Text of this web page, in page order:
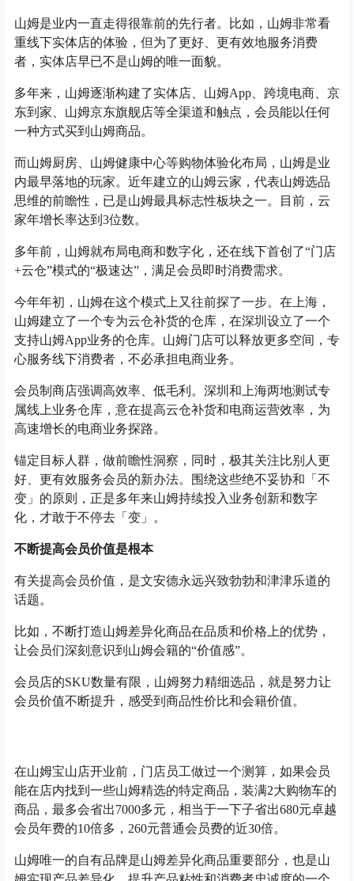
山姆是业内一直走得很靠前的先行者。比如，山姆非常看
重线下实体店的体验，但为了更好、更有效地服务消费
者，实体店早已不是山姆的唯一面貌。
多年来，山姆逐渐构建了实体店、山姆App、跨境电商、京
东到家、山姆京东旗舰店等全渠道和触点，会员能以任何
一种方式买到山姆商品。
而山姆厨房、山姆健康中心等购物体验化布局，山姆是业
内最早落地的玩家。近年建立的山姆云家，代表山姆选品
思维的前瞻性，已是山姆最具标志性板块之一。目前，云
家年增长率达到3位数。
多年前，山姆就布局电商和数字化，还在线下首创了“门店
+云仓”模式的“极速达”，满足会员即时消费需求。
今年年初，山姆在这个模式上又往前探了一步。在上海，
山姆建立了一个专为云仓补货的仓库，在深圳设立了一个
支持山姆App业务的仓库。山姆门店可以释放更多空间，专
心服务线下消费者，不必承担电商业务。
会员制商店强调高效率、低毛利。深圳和上海两地测试专
属线上业务仓库，意在提高云仓补货和电商运营效率，为
高速增长的电商业务探路。
锚定目标人群，做前瞻性洞察，同时，极其关注比别人更
好、更有效服务会员的新办法。围绕这些绝不妥协和「不
变」的原则，正是多年来山姆持续投入业务创新和数字
化，才敢于不停去「变」。
不断提高会员价值是根本
有关提高会员价值，是文安德永远兴致勃勃和津津乐道的
话题。
比如，不断打造山姆差异化商品在品质和价格上的优势，
让会员们深刻意识到山姆会籍的“价值感”。
会员店的SKU数量有限，山姆努力精细选品，就是努力让
会员价值不断提升，感受到商品性价比和会籍价值。
在山姆宝山店开业前，门店员工做过一个测算，如果会员
能在店内找到一些山姆精选的特定商品，装满2大购物车的
商品，最多会省出7000多元，相当于一下子省出680元卓越
会员年费的10倍多，260元普通会员费的近30倍。
山姆唯一的自有品牌是山姆差异化商品重要部分，也是山